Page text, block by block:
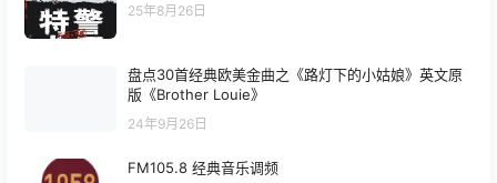
25年8月26日
盘点30首经典欧美金曲之《路灯下的小姑娘》英文原
版《Brother Louie》
24年9月26日
FM105.8 经典音乐调频